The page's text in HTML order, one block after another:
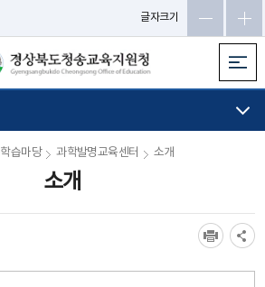
글자크기
습마당 과학발명교육센터 소개
소개